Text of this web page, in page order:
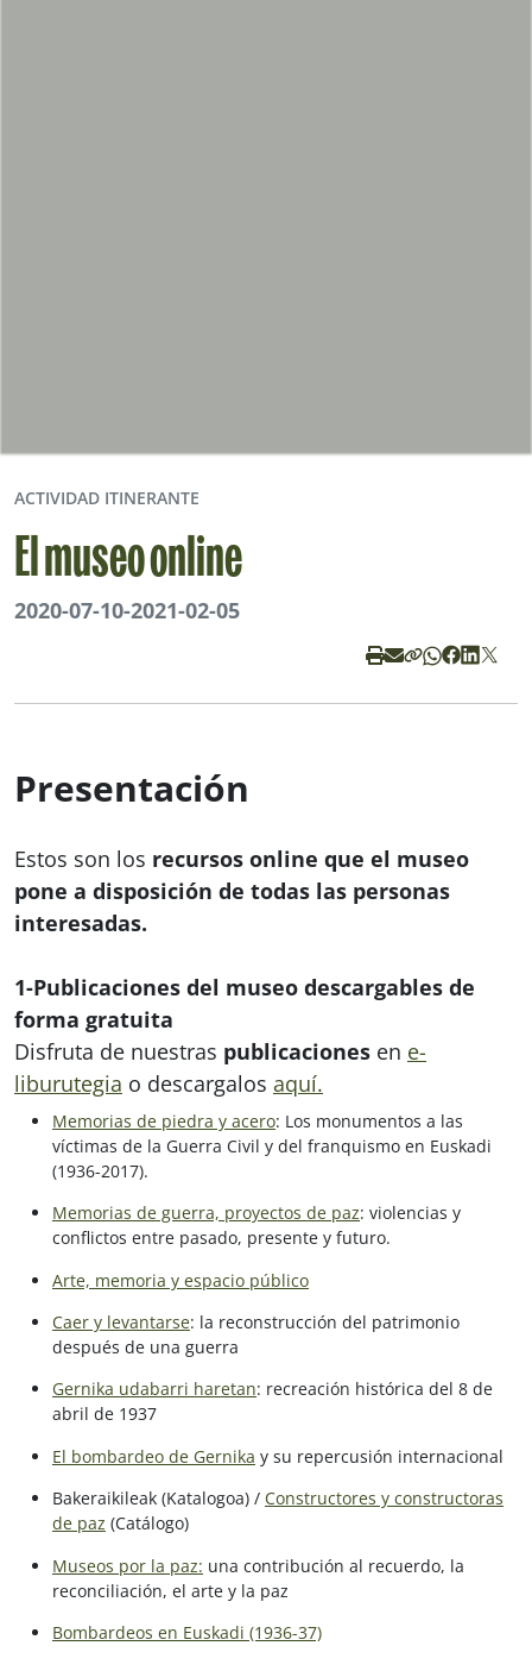
ACTIVIDAD ITINERANTE
El museo online
2020-07-10-2021-02-05
Presentación
Estos son los recursos online que el museo
pone a disposición de todas las personas
interesadas.
1-Publicaciones del museo descargables de
forma gratuita
Disfruta de nuestras publicaciones en e-
liburutegia o descargalos aquí.
Memorias de piedra y acero: Los monumentos a las
víctimas de la Guerra Civil y del franquismo en Euskadi
(1936-2017).
Memorias de guerra, proyectos de paz: violencias y
conflictos entre pasado, presente y futuro.
Arte, memoria y espacio público
Caer y levantarse: la reconstrucción del patrimonio
después de una guerra
Gernika udabarri haretan: recreación histórica del 8 de
abril de 1937
El bombardeo de Gernika y su repercusión internacional
Bakeraikileak (Katalogoa) / Constructores y constructoras
de paz (Catálogo)
Museos por la paz: una contribución al recuerdo, la
reconciliación, el arte y la paz
Bombardeos en Euskadi (1936-37)